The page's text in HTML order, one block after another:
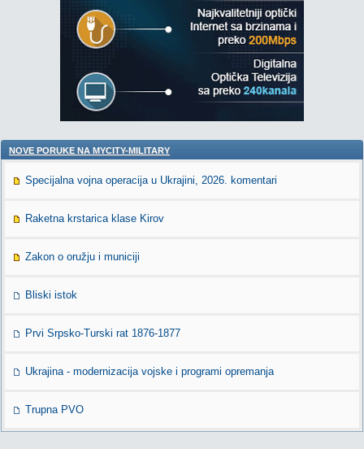
NOVE PORUKE NA MYCITY-MILITARY
Specijalna vojna operacija u Ukrajini, 2026. komentari
Raketna krstarica klase Kirov
Zakon o oružju i municiji
Bliski istok
Prvi Srpsko-Turski rat 1876-1877
Ukrajina - modernizacija vojske i programi opremanja
Trupna PVO